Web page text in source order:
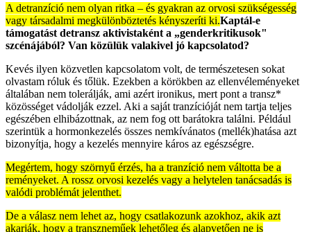
A detranzíció nem olyan ritka – és gyakran az orvosi szükségesség
vagy társadalmi megkülönböztetés kényszeríti ki.Kaptál-e
támogatást detransz aktivistaként a „genderkritikusok"
szcénájából? Van közülük valakivel jó kapcsolatod?
Kevés ilyen közvetlen kapcsolatom volt, de természetesen sokat
olvastam róluk és tőlük. Ezekben a körökben az ellenvéleményeket
általában nem tolerálják, ami azért ironikus, mert pont a transz*
közösséget vádolják ezzel. Aki a saját tranzícióját nem tartja teljes
egészében elhibázottnak, az nem fog ott barátokra találni. Például
szerintük a hormonkezelés összes nemkívánatos (mellék)hatása azt
bizonyítja, hogy a kezelés mennyire káros az egészségre.
Megértem, hogy szörnyű érzés, ha a tranzíció nem váltotta be a
reményeket. A rossz orvosi kezelés vagy a helytelen tanácsadás is
valódi problémát jelenthet.
De a válasz nem lehet az, hogy csatlakozunk azokhoz, akik azt
akarják, hogy a transzneműek lehetőleg és alapvetően ne is